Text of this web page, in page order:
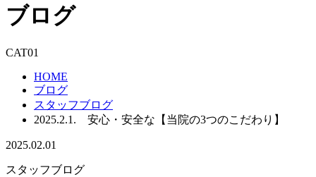
ブログ
CAT01
HOME
ブログ
スタッフブログ
2025.2.1. 安心・安全な【当院の3つのこだわり】
2025.02.01
スタッフブログ